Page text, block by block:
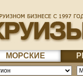
МОРСКИЕ